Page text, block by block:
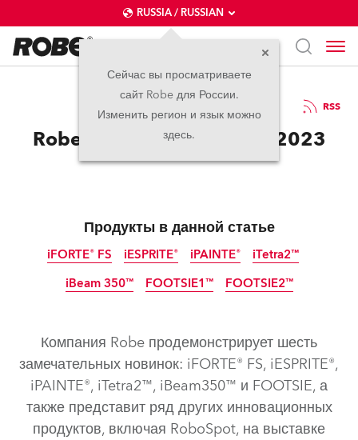
RUSSIA / RUSSIAN
Сейчас вы просматриваете
сайт Robe для России.
Изменить регион и язык можно
здесь.
20.04.2023 RSS
Robe на Prolight + Sound 2023
Продукты в данной статье
iFORTE® FS
IP65
iESPRITE®
IP65
iPAINTE®
IP65
iTetra2™
IP65
iBeam 350™ FOOTSIE1™ FOOTSIE2™
Компания Robe продемонстрирует шесть
замечательных новинок: iFORTE® FS, iESPRITE®,
iPAINTE®, iTetra2™, iBeam350™ и FOOTSIE, а
также представит ряд других инновационных
продуктов, включая RoboSpot, на выставке